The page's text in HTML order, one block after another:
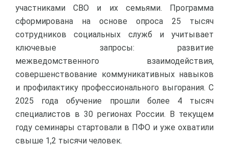
участниками СВО и их семьями. Программа
сформирована на основе опроса 25 тысяч
сотрудников социальных служб и учитывает
ключевые запросы: развитие
межведомственного взаимодействия,
совершенствование коммуникативных навыков
и профилактику профессионального выгорания. С
2025 года обучение прошли более 4 тысяч
специалистов в 30 регионах России. В текущем
году семинары стартовали в ПФО и уже охватили
свыше 1,2 тысячи человек.